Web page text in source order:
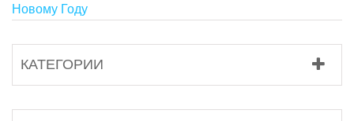
Новому Году
КАТЕГОРИИ